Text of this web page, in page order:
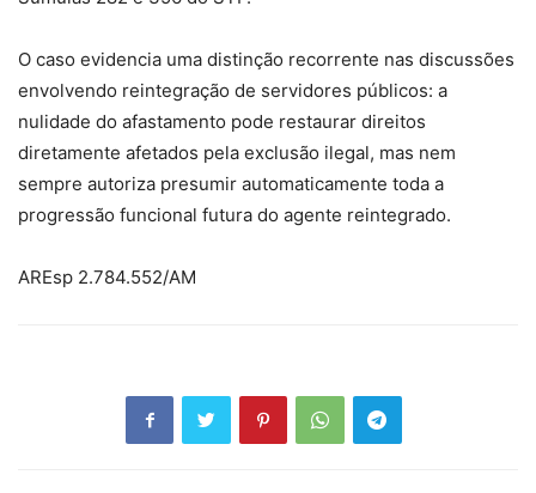
O caso evidencia uma distinção recorrente nas discussões
envolvendo reintegração de servidores públicos: a
nulidade do afastamento pode restaurar direitos
diretamente afetados pela exclusão ilegal, mas nem
sempre autoriza presumir automaticamente toda a
progressão funcional futura do agente reintegrado.
AREsp 2.784.552/AM